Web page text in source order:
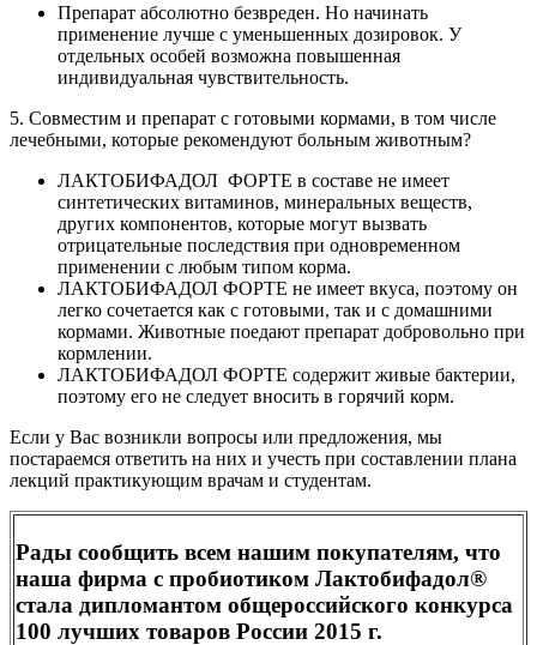
Препарат абсолютно безвреден. Но начинать
применение лучше с уменьшенных дозировок. У
отдельных особей возможна повышенная
индивидуальная чувствительность.
5. Совместим и препарат с готовыми кормами, в том числе
лечебными, которые рекомендуют больным животным?
ЛАКТОБИФАДОЛ ФОРТЕ в составе не имеет
синтетических витаминов, минеральных веществ,
других компонентов, которые могут вызвать
отрицательные последствия при одновременном
применении с любым типом корма.
ЛАКТОБИФАДОЛ ФОРТЕ не имеет вкуса, поэтому он
легко сочетается как с готовыми, так и с домашними
кормами. Животные поедают препарат добровольно при
кормлении.
ЛАКТОБИФАДОЛ ФОРТЕ содержит живые бактерии,
поэтому его не следует вносить в горячий корм.
Если у Вас возникли вопросы или предложения, мы
постараемся ответить на них и учесть при составлении плана
лекций практикующим врачам и студентам.
Рады сообщить всем нашим покупателям, что
наша фирма с пробиотиком Лактобифадол®
стала дипломантом общероссийского конкурса
100 лучших товаров России 2015 г.